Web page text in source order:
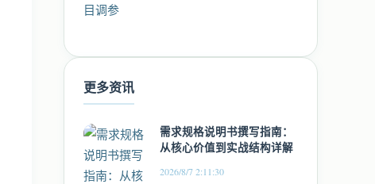
更多资讯
需求规格说明书撰写指南：
从核心价值到实战结构详解
2026/8/7 2:11:30